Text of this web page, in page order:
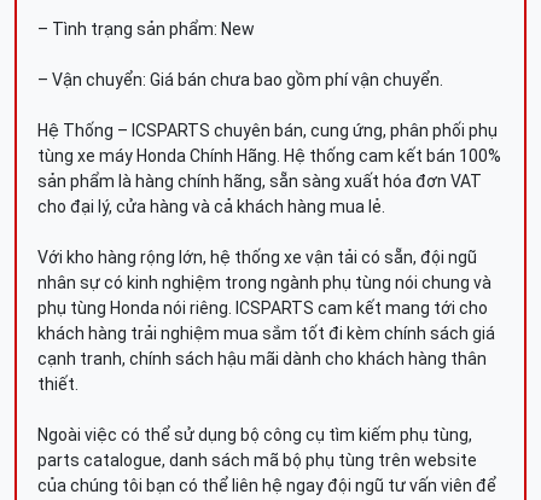
– Tình trạng sản phẩm: New
– Vận chuyển: Giá bán chưa bao gồm phí vận chuyển.
Hệ Thống – ICSPARTS chuyên bán, cung ứng, phân phối phụ
tùng xe máy Honda Chính Hãng. Hệ thống cam kết bán 100%
sản phẩm là hàng chính hãng, sẵn sàng xuất hóa đơn VAT
cho đại lý, cửa hàng và cả khách hàng mua lẻ.
Với kho hàng rộng lớn, hệ thống xe vận tải có sẵn, đội ngũ
nhân sự có kinh nghiệm trong ngành phụ tùng nói chung và
phụ tùng Honda nói riêng. ICSPARTS cam kết mang tới cho
khách hàng trải nghiệm mua sắm tốt đi kèm chính sách giá
cạnh tranh, chính sách hậu mãi dành cho khách hàng thân
thiết.
Ngoài việc có thể sử dụng bộ công cụ tìm kiếm phụ tùng,
parts catalogue, danh sách mã bộ phụ tùng trên website
của chúng tôi bạn có thể liên hệ ngay đội ngũ tư vấn viên để